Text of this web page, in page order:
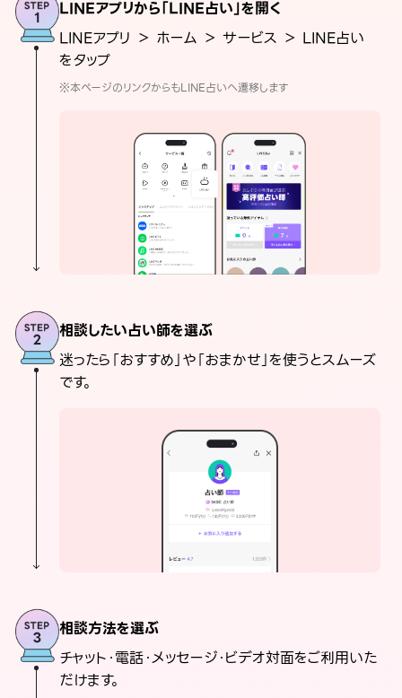
LINEアプリから「LINE占い」を開く
LINEアプリ ＞ ホーム ＞ サービス ＞ LINE占い
をタップ
※本ページのリンクからもLINE占いへ遷移します
相談したい占い師を選ぶ
迷ったら「おすすめ」や「おまかせ」を使うとスムーズ
です。
相談方法を選ぶ
チャット・電話・メッセージ・ビデオ対面をご利用いた
だけます。